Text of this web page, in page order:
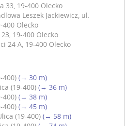
33, 19-400 Olecko
Leszek Jackiewicz, ul.
400 Olecko
19-400 Olecko
24 A, 19-400 Olecko
400) (→ 30 m)
(19-400) (→ 36 m)
400) (→ 38 m)
400) (→ 45 m)
(19-400) (→ 58 m)